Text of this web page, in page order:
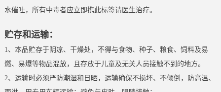
水催吐，所有中毒者应立即携此标签请医生治疗。
贮存和运输：
1、本品贮存于阴凉、干燥处，不得与食物、种子、粮食、饲料及易
燃、易爆等物品混放，且存放于儿童及无关人员接触不到的地方。
2、运输时必须严防潮湿和日晒，运输确保不损坏、不倾倒，防高温、